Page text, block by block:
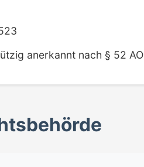
anerkannt nach § 52 AO